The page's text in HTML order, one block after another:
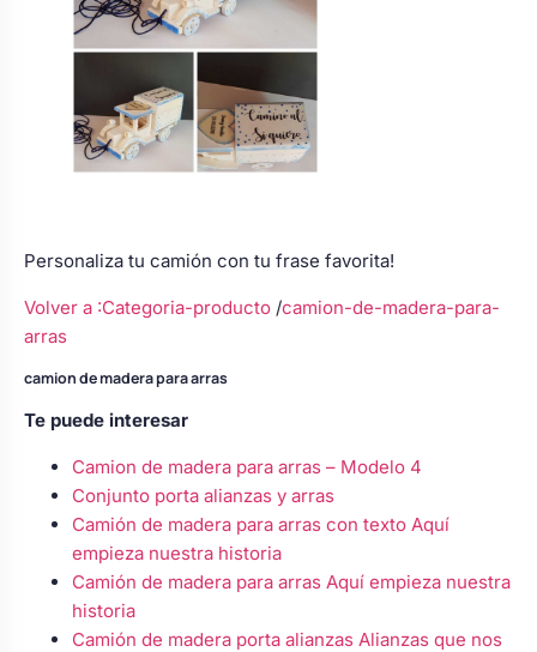
Personaliza tu camión con tu frase favorita!
Volver a :Categoria-producto /camion-de-madera-para-
arras
camion de madera para arras
Te puede interesar
Camion de madera para arras – Modelo 4
Conjunto porta alianzas y arras
Camión de madera para arras con texto Aquí
empieza nuestra historia
Camión de madera para arras Aquí empieza nuestra
historia
Camión de madera porta alianzas Alianzas que nos